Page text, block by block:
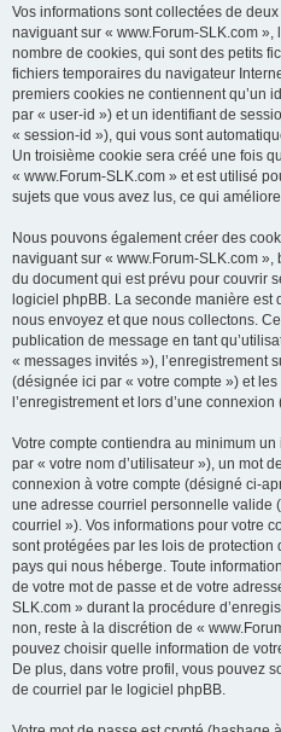
Vos informations sont collectées de
naviguant sur « www.Forum-SLK.com
nombre de cookies, qui sont des petits
fichiers temporaires du navigateur
premiers cookies ne contiennent qu’un
par « user-id ») et un identifiant de
« session-id »), qui vous sont
Un troisième cookie sera créé une fois
« www.Forum-SLK.com » et est utilisé
sujets que vous avez lus, ce qui
Nous pouvons également créer des
naviguant sur « www.Forum-SLK.com
du document qui est prévu pour couvrir
logiciel phpBB. La seconde manière est
nous envoyez et que nous collectons.
publication de message en tant
« messages invités »), l’enregistrement
(désignée ici par « votre compte ») et
l’enregistrement et lors d’une
Votre compte contiendra au minimum
par « votre nom d’utilisateur »), un mot
connexion à votre compte (désigné ci-
une adresse courriel personnelle valide
courriel »). Vos informations pour votre
sont protégées par les lois de
pays qui nous héberge. Toute
de votre mot de passe et de votre
SLK.com » durant la procédure
non, reste à la discrétion de «
pouvez choisir quelle information de
De plus, dans votre profil, vous pouvez
de courriel par le logiciel phpBB.